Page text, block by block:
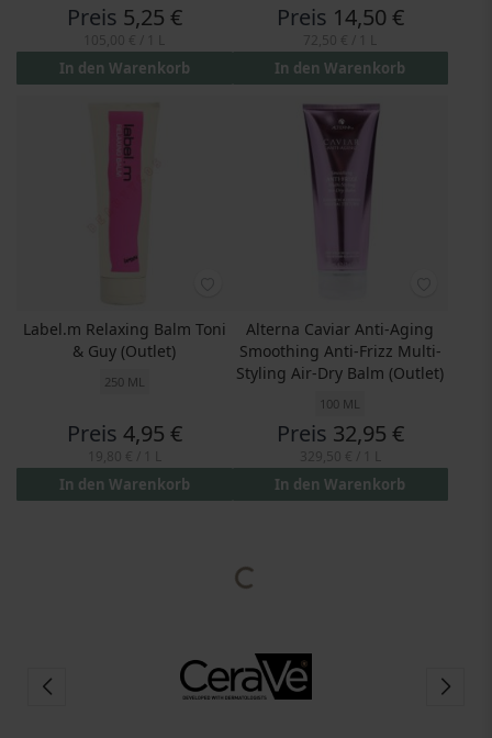
Preis 5,25 €
In den Warenkorb
Preis 14,50 €
In den Warenkorb
Label.m Relaxing Balm Toni
& Guy (Outlet)
250 ML
Preis 4,95 €
In den Warenkorb
Alterna Caviar Anti-Aging
Smoothing Anti-Frizz Multi-
Styling Air-Dry Balm (Outlet)
100 ML
Preis 32,95 €
In den Warenkorb